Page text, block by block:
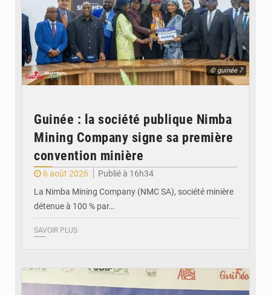
© guinée 7
Guinée : la société publique Nimba
Mining Company signe sa première
convention minière
6 août 2026
Publié à 16h34
La Nimba Mining Company (NMC SA), société minière
détenue à 100 % par…
SAVOIR PLUS